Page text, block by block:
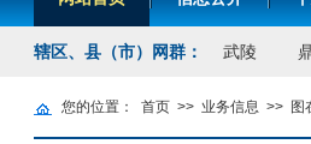
辖区、县（市）网群： 武陵
您的位置： 首页 >> 业务信息 >> 图